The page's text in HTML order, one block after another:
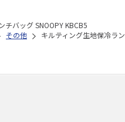
チバッグ SNOOPY KBCB5
その他 キルティング生地保冷ラ